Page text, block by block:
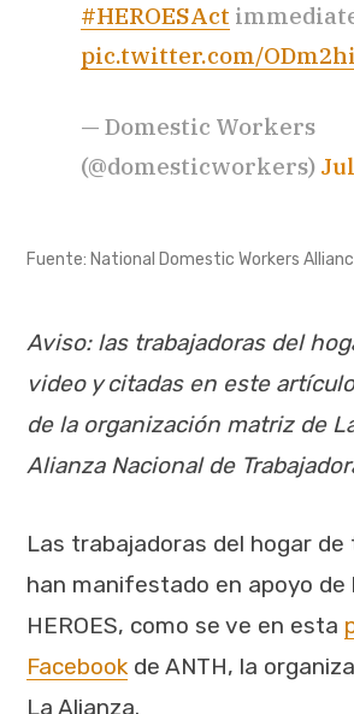
#HEROESAct
pic.twitter.com/
— Domestic Workers
(@domesticworkers)
Fuente: National Domestic Workers
Aviso: las trabajadoras del
video y citadas en este
de la organización matriz de
Alianza Nacional de
Las trabajadoras del hogar de
han manifestado en apoyo de
HEROES, como se ve en esta
Facebook de ANTH, la
La Alianza.